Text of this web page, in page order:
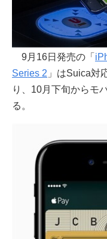
9月16日発売の「
Series 2 」はSuica対
り、10月下旬からモ
る。